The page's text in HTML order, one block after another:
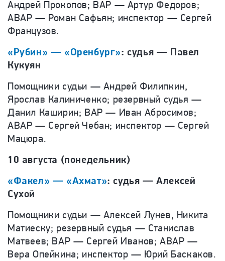
Андрей Прокопов; ВАР — Артур Федоров;
АВАР — Роман Сафьян; инспектор — Сергей
Французов.
«Рубин» — «Оренбург»: судья — Павел
Кукуян
Помощники судьи — Андрей Филипкин,
Ярослав Калиниченко; резервный судья —
Данил Каширин; ВАР — Иван Абросимов;
АВАР — Сергей Чебан; инспектор — Сергей
Мацюра.
10 августа (понедельник)
«Факел» — «Ахмат»: судья — Алексей
Сухой
Помощники судьи — Алексей Лунев, Никита
Матиеску; резервный судья — Станислав
Матвеев; ВАР — Сергей Иванов; АВАР —
Вера Опейкина; инспектор — Юрий Баскаков.